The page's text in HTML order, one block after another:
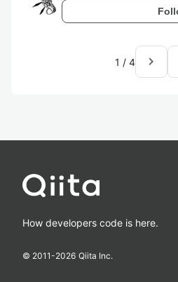
1 / 4 navigate_next
How developers code is here.
© 2011-2026 Qiita Inc.